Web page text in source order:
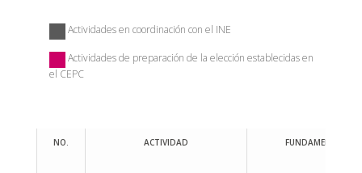
Actividades en coordinación con el INE
Actividades de preparación de la elección establecidas en
el CEPC
NO. ACTIVIDAD FUNDAMENTO